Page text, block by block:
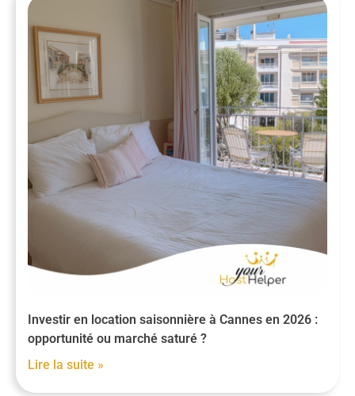
Investir en location saisonnière à Cannes en 2026 :
opportunité ou marché saturé ?
Lire la suite »